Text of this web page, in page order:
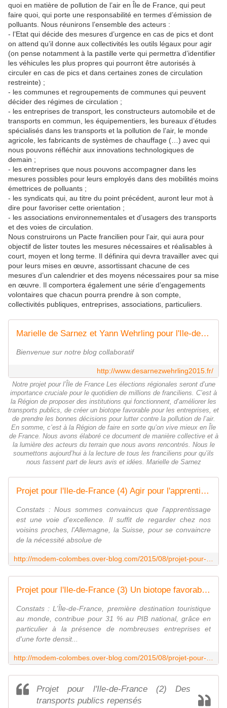
quoi en matière de pollution de l’air en Île de France, qui peut
faire quoi, qui porte une responsabilité en termes d’émission de
polluants. Nous réunirons l’ensemble des acteurs :
- l’Etat qui décide des mesures d’urgence en cas de pics et dont
on attend qu’il donne aux collectivités les outils légaux pour agir
(on pense notamment à la pastille verte qui permettra d’identifier
les véhicules les plus propres qui pourront être autorisés à
circuler en cas de pics et dans certaines zones de circulation
restreinte) ;
- les communes et regroupements de communes qui peuvent
décider des régimes de circulation ;
- les entreprises de transport, les constructeurs automobile et de
transports en commun, les équipementiers, les bureaux d’études
spécialisés dans les transports et la pollution de l’air, le monde
agricole, les fabricants de systèmes de chauffage (…) avec qui
nous pouvons réfléchir aux innovations technologiques de
demain ;
- les entreprises que nous pouvons accompagner dans les
mesures possibles pour leurs employés dans des mobilités moins
émettrices de polluants ;
- les syndicats qui, au titre du point précédent, auront leur mot à
dire pour favoriser cette orientation ;
- les associations environnementales et d’usagers des transports
et des voies de circulation.
Nous construirons un Pacte francilien pour l’air, qui aura pour
objectif de lister toutes les mesures nécessaires et réalisables à
court, moyen et long terme. Il définira qui devra travailler avec qui
pour leurs mises en œuvre, assortissant chacune de ces
mesures d’un calendrier et des moyens nécessaires pour sa mise
en œuvre. Il comportera également une série d’engagements
volontaires que chacun pourra prendre à son compte,
collectivités publiques, entreprises, associations, particuliers.
Marielle de Sarnez et Yann Wehrling pour l'Ile-de-France
Bienvenue sur notre blog collaboratif
http://www.desarnezwehrling2015.fr/
Notre projet pour l’Île de France Les élections régionales seront d’une
importance cruciale pour le quotidien de millions de franciliens. C’est à
la Région de proposer des institutions qui fonctionnent, d’améliorer les
transports publics, de créer un biotope favorable pour les entreprises, et
de prendre les bonnes décisions pour lutter contre la pollution de l’air.
En somme, c’est à la Région de faire en sorte qu’on vive mieux en Île
de France. Nous avons élaboré ce document de manière collective et à
la lumière des acteurs du terrain que nous avons rencontrés. Nous le
soumettons aujourd’hui à la lecture de tous les franciliens pour qu’ils
nous fassent part de leurs avis et idées. Marielle de Sarnez
Projet pour l'Ile-de-France (4) Agir pour l'apprentissage - Le Blog du MoDem de Colombes
Constats : Nous sommes convaincus que l'apprentissage
est une voie d'excellence. Il suffit de regarder chez nos
voisins proches, l'Allemagne, la Suisse, pour se convaincre
de la nécessité absolue de
Projet pour l'Ile-de-France (3) Un biotope favorable aux entreprises - Le Blog du MoDem de Colombes
Constats : L'Île-de-France, première destination touristique
au monde, contribue pour 31 % au PIB national, grâce en
particulier à la présence de nombreuses entreprises et
d'une forte densit...
Projet pour l'Ile-de-France (2) Des
transports publics repensés